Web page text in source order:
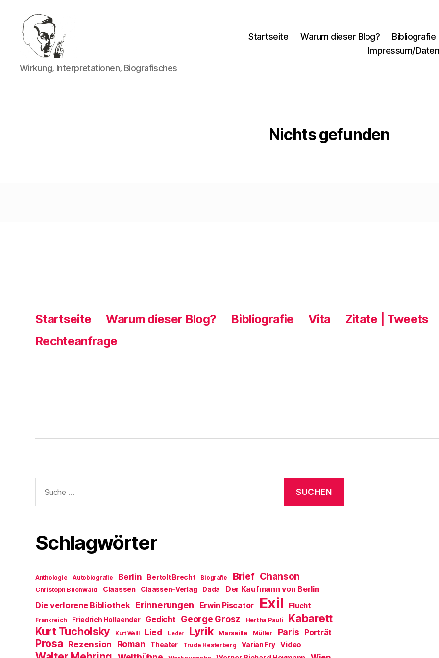
Walter
Mehring
Wirkung, Interpretationen, Biografisches
Startseite Warum dieser Blog? Bibliografie
Impressum/
Nichts gefunden
Startseite Warum dieser Blog? Bibliografie Vita Zitate | Tweets
Rechteanfrage
nach:
Schlagwörter
Anthologie Autobiografie Berlin Bertolt Brecht Biografie Brief Chanson
Christoph Buchwald Claassen Claassen-Verlag Dada Der Kaufmann von Berlin
Die verlorene Bibliothek Erinnerungen Erwin Piscator Exil Flucht
Frankreich Friedrich Hollaender Gedicht George Grosz Hertha Pauli Kabarett
Kurt Tucholsky Kurt Weill Lied Lieder Lyrik Marseille Müller Paris Porträt
Prosa Rezension Roman Theater Trude Hesterberg Varian Fry Video